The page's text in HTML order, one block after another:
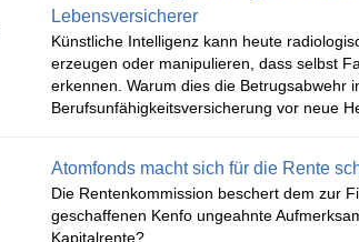
Lebensversicherer
Künstliche Intelligenz kann heute
erzeugen oder manipulieren, dass selbst
erkennen. Warum dies die Betrugsabwehr
Berufsunfähigkeitsversicherung vor neue
Atomfonds macht sich für die Rente
Die Rentenkommission beschert dem zur
geschaffenen Kenfo ungeahnte
Kapitalrente?